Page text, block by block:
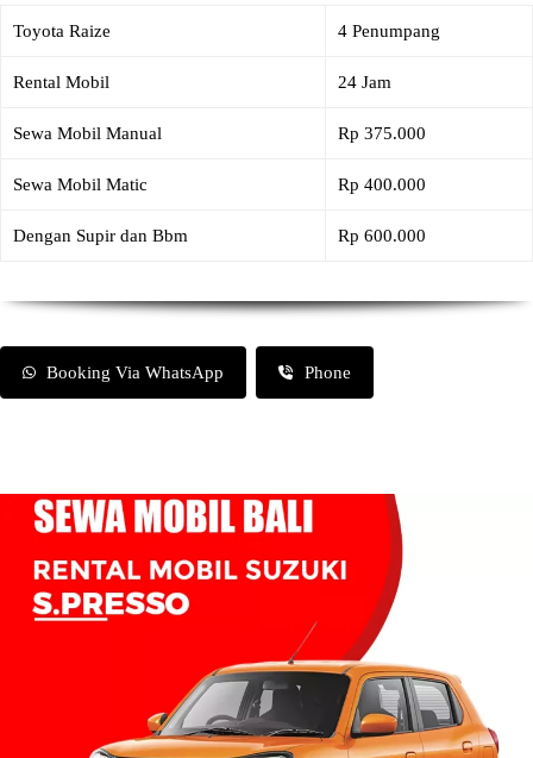
Toyota Raize 4 Penumpang
Rental Mobil 24 Jam
Sewa Mobil Manual Rp 375.000
Sewa Mobil Matic Rp 400.000
Dengan Supir dan Bbm Rp 600.000
Booking Via WhatsApp Phone